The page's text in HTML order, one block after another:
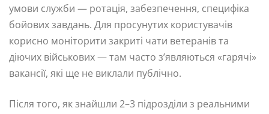
умови служби — ротація, забезпечення, специфіка
бойових завдань. Для просунутих користувачів
корисно моніторити закриті чати ветеранів та
діючих військових — там часто з’являються «гарячі»
вакансії, які ще не виклали публічно.
Після того, як знайшли 2–3 підрозділи з реальними